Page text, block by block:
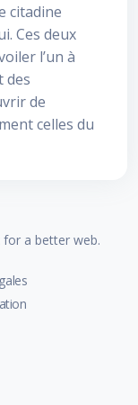
citadine
Ces deux
l’un à
des
de
celles du
for a better web.